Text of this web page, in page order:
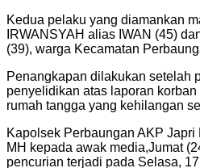
Kedua pelaku yang diamankan
IRWANSYAH alias IWAN (45)
(39), warga Kecamatan
Penangkapan dilakukan setelah
penyelidikan atas laporan
rumah tangga yang kehilangan
Kapolsek Perbaungan AKP
MH kepada awak media,Jumat
pencurian terjadi pada Selasa,